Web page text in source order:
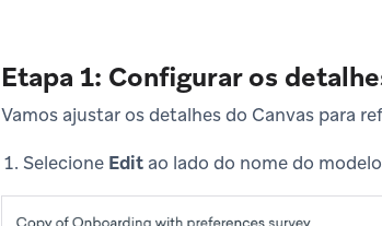
Etapa 1: Configurar os
Vamos ajustar os detalhes do Canvas para
Selecione Edit ao lado do nome do